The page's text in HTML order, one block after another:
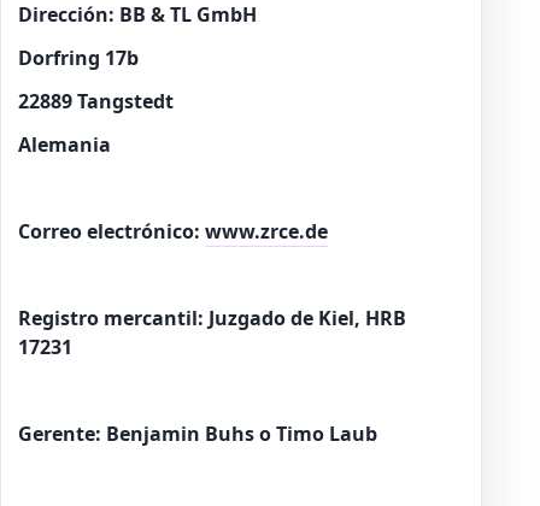
Dirección: BB & TL GmbH
Dorfring 17b
22889 Tangstedt
Alemania
Correo electrónico: www.zrce.de
Registro mercantil: Juzgado de Kiel, HRB
17231
Gerente: Benjamin Buhs o Timo Laub